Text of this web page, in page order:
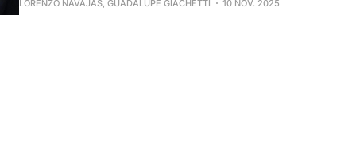
LORENZO NAVAJAS, GUADALUPE GIACHETTI 10 NOV. 2025